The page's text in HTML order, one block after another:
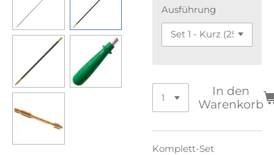
Ausführung
In den
Warenkorb
Komplett-Set